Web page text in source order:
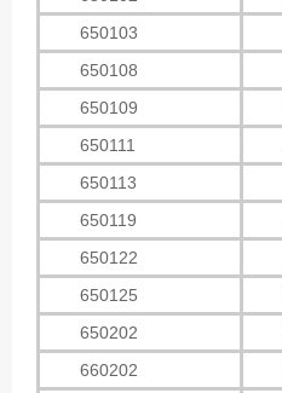
650103
650108
650109
650111
650113
650119
650122
650125
650202
660202